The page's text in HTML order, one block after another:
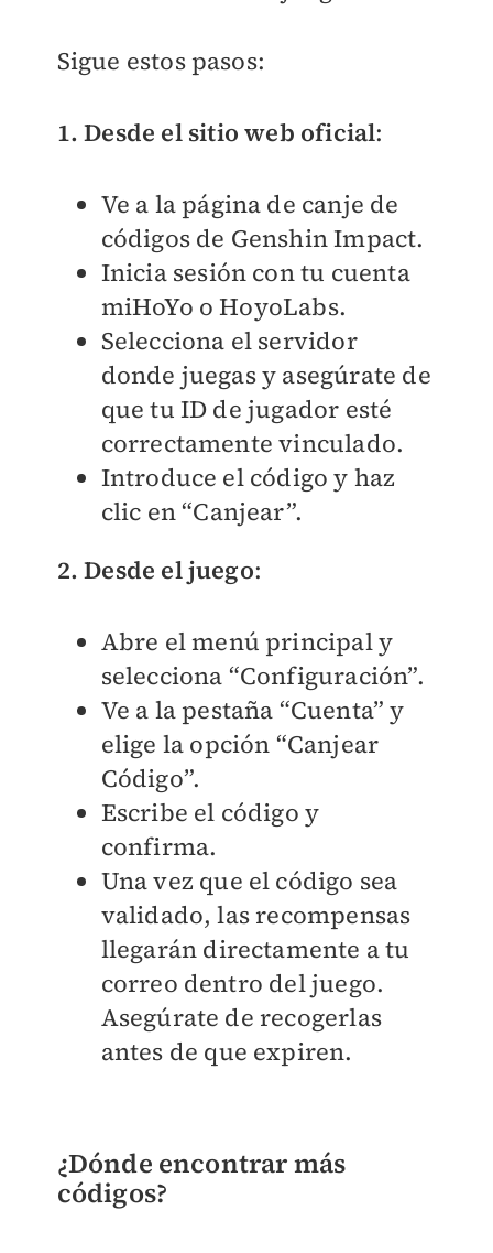
Sigue estos pasos:
1. Desde el sitio web oficial:
Ve a la página de canje de
códigos de Genshin Impact.
Inicia sesión con tu cuenta
miHoYo o HoyoLabs.
Selecciona el servidor
donde juegas y asegúrate de
que tu ID de jugador esté
correctamente vinculado.
Introduce el código y haz
clic en “Canjear”.
2. Desde el juego:
Abre el menú principal y
selecciona “Configuración”.
Ve a la pestaña “Cuenta” y
elige la opción “Canjear
Código”.
Escribe el código y
confirma.
Una vez que el código sea
validado, las recompensas
llegarán directamente a tu
correo dentro del juego.
Asegúrate de recogerlas
antes de que expiren.
¿Dónde encontrar más
códigos?